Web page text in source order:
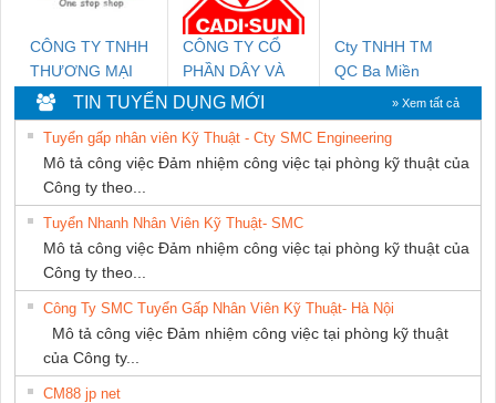
CÔNG TY TNHH
THƯƠNG MẠI
THIÊN ÂN VIỆT
NAM
CÔNG TY CỔ
PHẦN DÂY VÀ
CÁP ĐIỆN
THƯỢNG ĐÌNH
Cty TNHH TM
QC Ba Miền
TIN TUYỂN DỤNG MỚI » Xem tất cả
Tuyển gấp nhân viên Kỹ Thuật - Cty SMC Engineering
Mô tả công việc Đảm nhiệm công việc tại phòng kỹ thuật của
Công ty theo...
Tuyển Nhanh Nhân Viên Kỹ Thuật- SMC
Mô tả công việc Đảm nhiệm công việc tại phòng kỹ thuật của
Công ty theo...
Công Ty SMC Tuyển Gấp Nhân Viên Kỹ Thuật- Hà Nội
Mô tả công việc Đảm nhiệm công việc tại phòng kỹ thuật
của Công ty...
CM88 jp net